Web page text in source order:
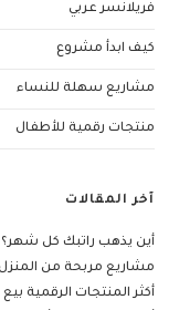
فريلانسر عربي
كيف ابدأ مشروع
مشاريع سهلة للنساء
منتجات رقمية للأطفال
آخر المقالات
أين يذهب راتبك كل شهر؟
مشاريع مربحة من المنزل
أكثر المنتجات الرقمية بيع في